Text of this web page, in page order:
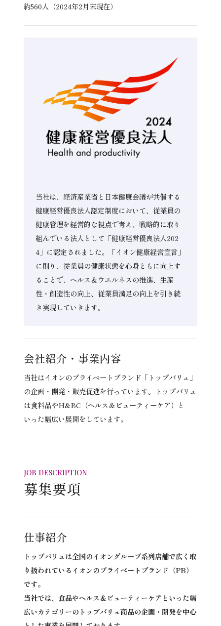
約560人（2024年2月末現在）
当社は、経済産業省と日本健康会議が共催する
健康経営優良法人認定制度において、従業員の
健康管理を経営的な視点で考え、戦略的に取り
組んでいる法人として「健康経営優良法人202
4」に認定されました。「イオン健康経営宣言」
に則り、従業員の健康状態を心身ともに向上す
ることで、ヘルス＆ウエルネスの推進、生産
性・創造性の向上、従業員満足の向上を引き続
き実現していきます。
会社紹介・ 事業内容
当社はイオンのプライベートブランド「トップバリュ」
の企画・開発・販売促進を行っています。トップバリュ
は食料品やH&BC（ヘルス＆ビューティーケア）と
いった幅広い展開をしています。
JOB DESCRIPTION
募集要項
仕事紹介
トップバリュは全国のイオングループ系列店舗で広く取
り扱われているイオンのプライベートブランド（PB）
です。
当社では、食品やヘルス＆ビューティーケアといった幅
広いカテゴリーのトップバリュ商品の企画・開発を中心